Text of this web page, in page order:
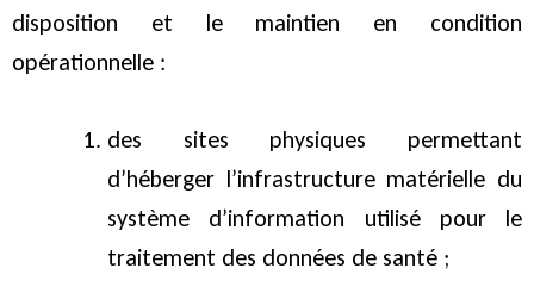
disposition et le maintien en condition
opérationnelle :
des sites physiques permettant
d’héberger l’infrastructure matérielle du
système d’information utilisé pour le
traitement des données de santé ;